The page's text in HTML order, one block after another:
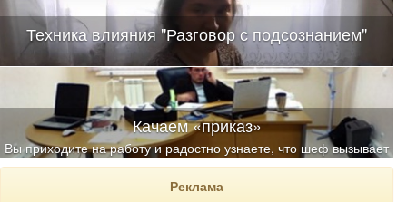
Техника влияния "Разговор с подсознанием"
Качаем «приказ»
Вы приходите на работу и радостно узнаете, что шеф вызывает
вас на беседу
Реклама